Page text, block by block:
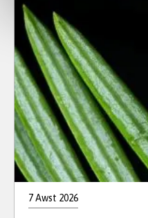
7 Awst 2026